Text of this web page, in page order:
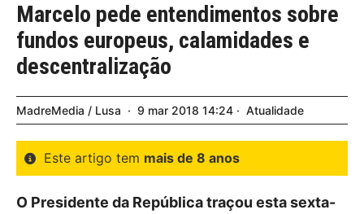
Marcelo pede entendimentos sobre
fundos europeus, calamidades e
descentralização
MadreMedia / Lusa 9 mar 2018 14:24 Atualidade
Este artigo tem mais de 8 anos
O Presidente da República traçou esta sexta-